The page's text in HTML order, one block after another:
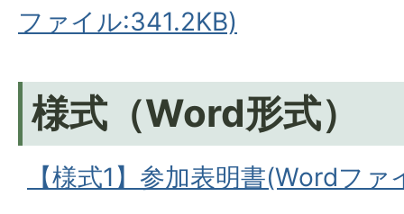
ファイル:341.2KB)
様式（Word形式）
【様式1】参加表明書(Wordフ